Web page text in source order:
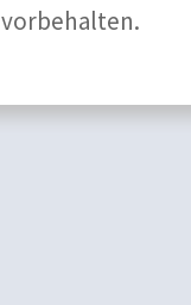
vorbehalten.